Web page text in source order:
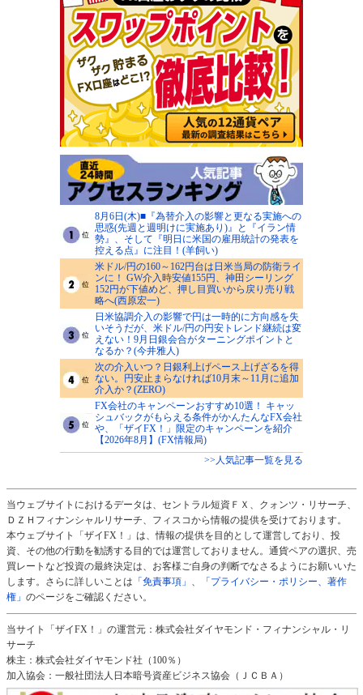
8月6日(木)■『為替介入の影響と更なる実施への
思惑(先週と週明けに実施あり)』と『イラン情
勢』、そして『明日に米国の雇用統計の発表を
控える点』に注目！(羊飼い)
米ドル/円の160～162円台は日米当局の防衛ライ
ンに！ GW介入時安値155円、神田シーリング
152円が下値めど、押し目買いから戻り売り戦
略へ(西原宏一)
日米協調介入の影響で円は一時的に方向感を失
いそうだが、米ドル/円の円安トレンド継続は変
えない！9月日銀会合がターニングポイントと
なるか？(今井雅人)
次の介入いつ？日銀利上げペース上げざるを得
ない。円安止まらなければ10月末～11月に追加
介入か？(ZERO)
FX会社のキャンペーンおすすめ10選！ キャッ
シュバックがもらえる条件がかんたんなFX会社
や、「ザイFX！」限定のキャンペーンを紹介
【2026年8月】(FX情報局)
>>人気記事一覧を見る
当ウェブサイトにおけるデータは、セントラル短資ＦＸ、クォンツ・リサーチ、
ＤＺＨフィナンシャルリサーチ、フィスコから情報の提供を受けております。
本ウェブサイト「ザイFX！」は、情報の提供を目的として運営しており、投
資、その他の行動を勧誘する目的では運営しておりません。通貨ペアの選択、売
買レートなど投資の最終決定は、お客様ご自身の判断でなさるようにお願いいた
します。さらに詳しいことは 「免責事項」 、
「プライバシー・ポリシー、著作
権」 のページをご確認ください。
当サイト「ザイFX！」の運営元：株式会社ダイヤモンド・フィナンシャル・リ
サーチ
株主：株式会社ダイヤモンド社（100％）
加入協会：一般社団法人日本暗号資産ビジネス協会（ＪＣＢＡ）